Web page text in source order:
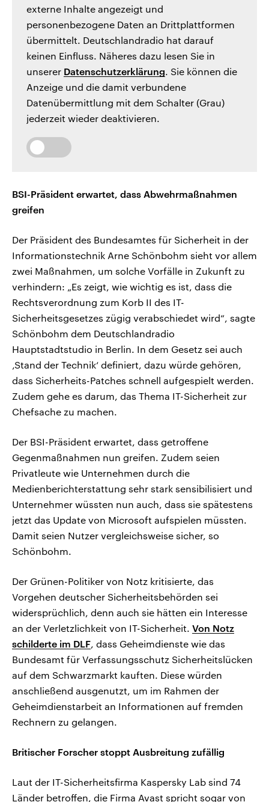
externe Inhalte angezeigt und
personenbezogene Daten an Drittplattformen
übermittelt. Deutschlandradio hat darauf
keinen Einfluss. Näheres dazu lesen Sie in
unserer Datenschutzerklärung. Sie können die
Anzeige und die damit verbundene
Datenübermittlung mit dem Schalter (Grau)
jederzeit wieder deaktivieren.
BSI-Präsident erwartet, dass Abwehrmaßnahmen
greifen
Der Präsident des Bundesamtes für Sicherheit in der
Informationstechnik Arne Schönbohm sieht vor allem
zwei Maßnahmen, um solche Vorfälle in Zukunft zu
verhindern: „Es zeigt, wie wichtig es ist, dass die
Rechtsverordnung zum Korb II des IT-
Sicherheitsgesetzes zügig verabschiedet wird“, sagte
Schönbohm dem Deutschlandradio
Hauptstadtstudio in Berlin. In dem Gesetz sei auch
‚Stand der Technik‘ definiert, dazu würde gehören,
dass Sicherheits-Patches schnell aufgespielt werden.
Zudem gehe es darum, das Thema IT-Sicherheit zur
Chefsache zu machen.
Der BSI-Präsident erwartet, dass getroffene
Gegenmaßnahmen nun greifen. Zudem seien
Privatleute wie Unternehmen durch die
Medienberichterstattung sehr stark sensibilisiert und
Unternehmer wüssten nun auch, dass sie spätestens
jetzt das Update von Microsoft aufspielen müssten.
Damit seien Nutzer vergleichsweise sicher, so
Schönbohm.
Der Grünen-Politiker von Notz kritisierte, das
Vorgehen deutscher Sicherheitsbehörden sei
widersprüchlich, denn auch sie hätten ein Interesse
an der Verletzlichkeit von IT-Sicherheit. Von Notz
schilderte im DLF, dass Geheimdienste wie das
Bundesamt für Verfassungsschutz Sicherheitslücken
auf dem Schwarzmarkt kauften. Diese würden
anschließend ausgenutzt, um im Rahmen der
Geheimdienstarbeit an Informationen auf fremden
Rechnern zu gelangen.
Britischer Forscher stoppt Ausbreitung zufällig
Laut der IT-Sicherheitsfirma Kaspersky Lab sind 74
Länder betroffen, die Firma Avast spricht sogar von